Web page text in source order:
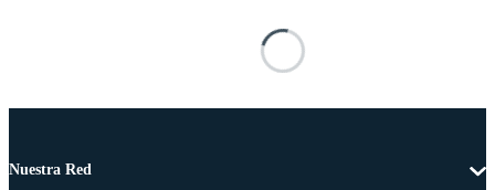
Nuestra Red